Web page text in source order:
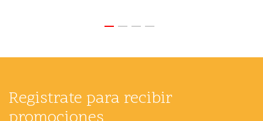
Registrate para recibir